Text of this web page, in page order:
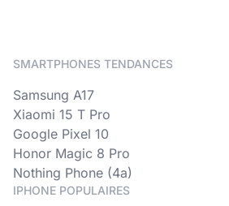
SMARTPHONES TENDANCES
Samsung A17
Xiaomi 15 T Pro
Google Pixel 10
Honor Magic 8 Pro
Nothing Phone (4a)
IPHONE POPULAIRES